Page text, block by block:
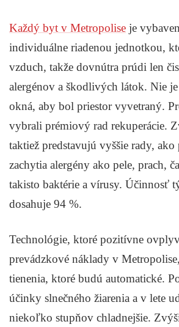
Každý byt v Metropolise je
individuálne riadenou jednotkou,
vzduch, takže dovnútra prúdi len
alergénov a škodlivých látok. Nie
okná, aby bol priestor vyvetraný.
vybrali prémiový rad rekuperácie.
taktiež predstavujú vyššie rady, ako
zachytia alergény ako pele, prach,
takisto baktérie a vírusy. Účinnosť
dosahuje 94 %.
Technológie, ktoré pozitívne
prevádzkové náklady v
tienenia, ktoré budú automatické.
účinky slnečného žiarenia a v lete
niekoľko stupňov chladnejšie.